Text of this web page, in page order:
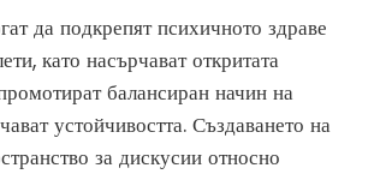
да подкрепят психичното здраве
като насърчават откритата
балансиран начин на
устойчивостта. Създаването на
за дискусии относно